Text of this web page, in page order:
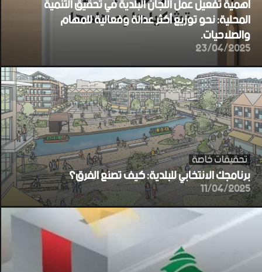
المحلية: نحو توزيع أكثر عدالة وفعالية للمهام
والصلاحيات.
23/04/2025
تحقيقات خاصة
برنامجك الانتخابي للبلدية: كيف تصنع الفرق؟
11/04/2025